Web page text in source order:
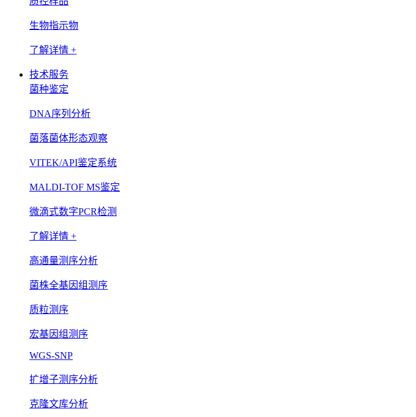
生物指示物
了解详情 +
技术服务
菌种鉴定
DNA序列分析
菌落菌体形态观察
VITEK/API鉴定系统
MALDI-TOF MS鉴定
微滴式数字PCR检测
了解详情 +
高通量测序分析
菌株全基因组测序
质粒测序
宏基因组测序
WGS-SNP
扩增子测序分析
克隆文库分析